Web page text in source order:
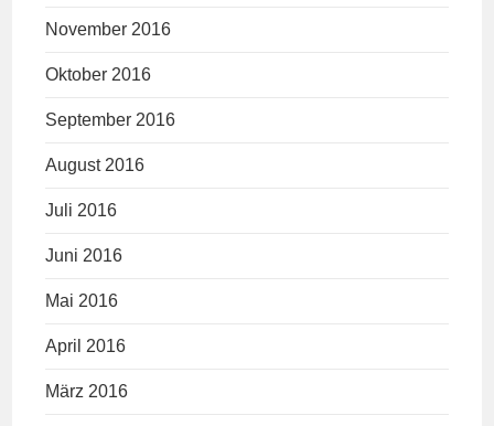
November 2016
Oktober 2016
September 2016
August 2016
Juli 2016
Juni 2016
Mai 2016
April 2016
März 2016